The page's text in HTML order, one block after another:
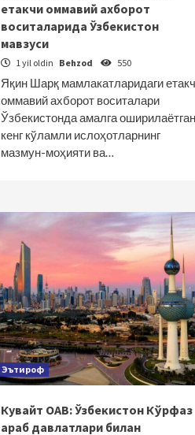
етакчи оммавий ахборот
воситаларида Ўзбекистон
мавзуси
1 yil oldin Behzod 550
Яқин Шарқ мамлакатларидаги
оммавий ахборот воситалари
Ўзбекистонда амалга оширилаётган
кенг кўламли ислоҳотларнинг
мазмун-моҳияти ва…
Эътироф
Кувайт ОАВ: Ўзбекистон Кўрфаз
араб давлатлари билан